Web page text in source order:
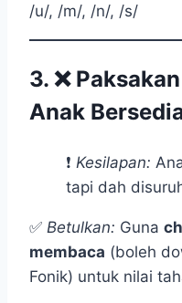
/u/, /m/, /n/, /s/
3. ❌
Anak
❗ Kesilapan:
tapi dah
✅ Betulkan: Guna
membaca (boleh
Fonik) untuk nilai